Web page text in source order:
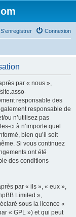
Connexion
S’enregistrer
par « nous »,
responsable des
responsable de
ou n’utilisez pas
ci à n’importe quel
bien qu’il soit
Si vous continuez
ont été
des conditions
par « ils », « eux »,
Limited »,
sous la licence «
« GPL ») et qui peut